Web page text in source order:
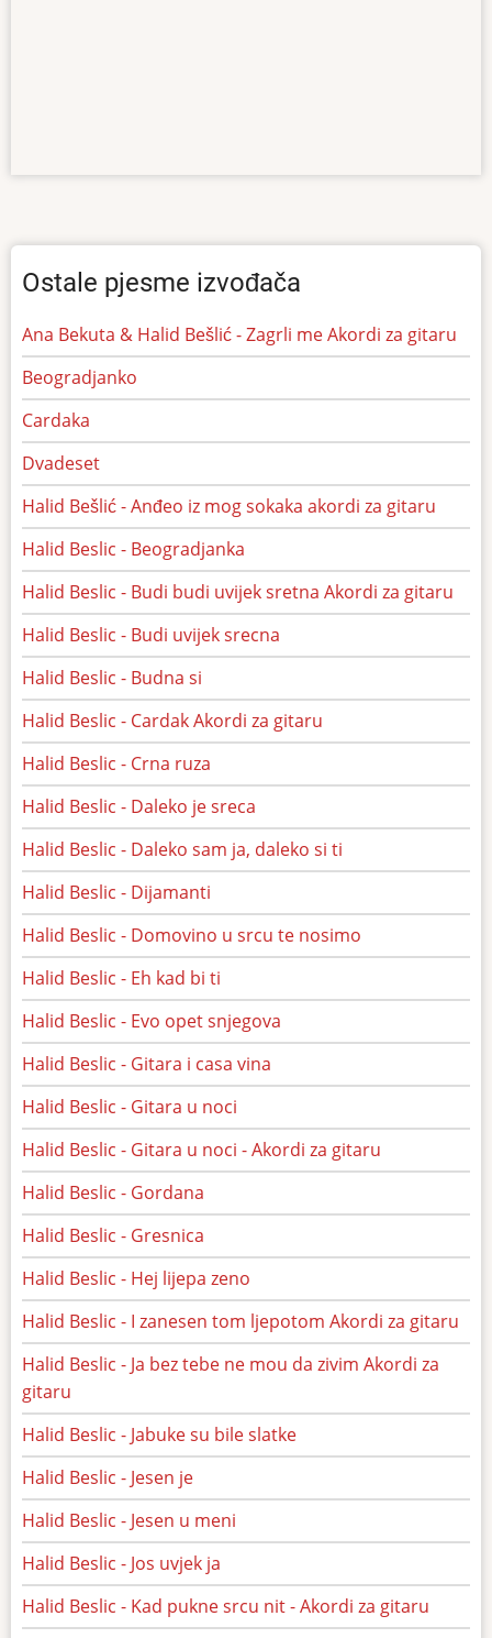
Ostale pjesme izvođača
Ana Bekuta & Halid Bešlić - Zagrli me Akordi za gitaru
Beogradjanko
Cardaka
Dvadeset
Halid Bešlić - Anđeo iz mog sokaka akordi za gitaru
Halid Beslic - Beogradjanka
Halid Beslic - Budi budi uvijek sretna Akordi za gitaru
Halid Beslic - Budi uvijek srecna
Halid Beslic - Budna si
Halid Beslic - Cardak Akordi za gitaru
Halid Beslic - Crna ruza
Halid Beslic - Daleko je sreca
Halid Beslic - Daleko sam ja, daleko si ti
Halid Beslic - Dijamanti
Halid Beslic - Domovino u srcu te nosimo
Halid Beslic - Eh kad bi ti
Halid Beslic - Evo opet snjegova
Halid Beslic - Gitara i casa vina
Halid Beslic - Gitara u noci
Halid Beslic - Gitara u noci - Akordi za gitaru
Halid Beslic - Gordana
Halid Beslic - Gresnica
Halid Beslic - Hej lijepa zeno
Halid Beslic - I zanesen tom ljepotom Akordi za gitaru
Halid Beslic - Ja bez tebe ne mou da zivim Akordi za
gitaru
Halid Beslic - Jabuke su bile slatke
Halid Beslic - Jesen je
Halid Beslic - Jesen u meni
Halid Beslic - Jos uvjek ja
Halid Beslic - Kad pukne srcu nit - Akordi za gitaru